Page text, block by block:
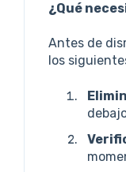
¿Qué
Antes de
los